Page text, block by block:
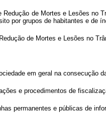
Redução de Mortes e Lesões no
por grupos de habitantes e de
de Mortes e Lesões no
em geral na consecução
e procedimentos de
permanentes e públicas de